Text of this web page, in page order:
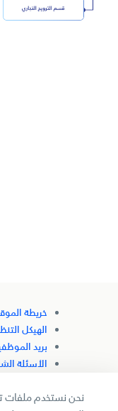
خريطة
الهيكل
بريد
الأسئلة
نحن نستخدم ملفات